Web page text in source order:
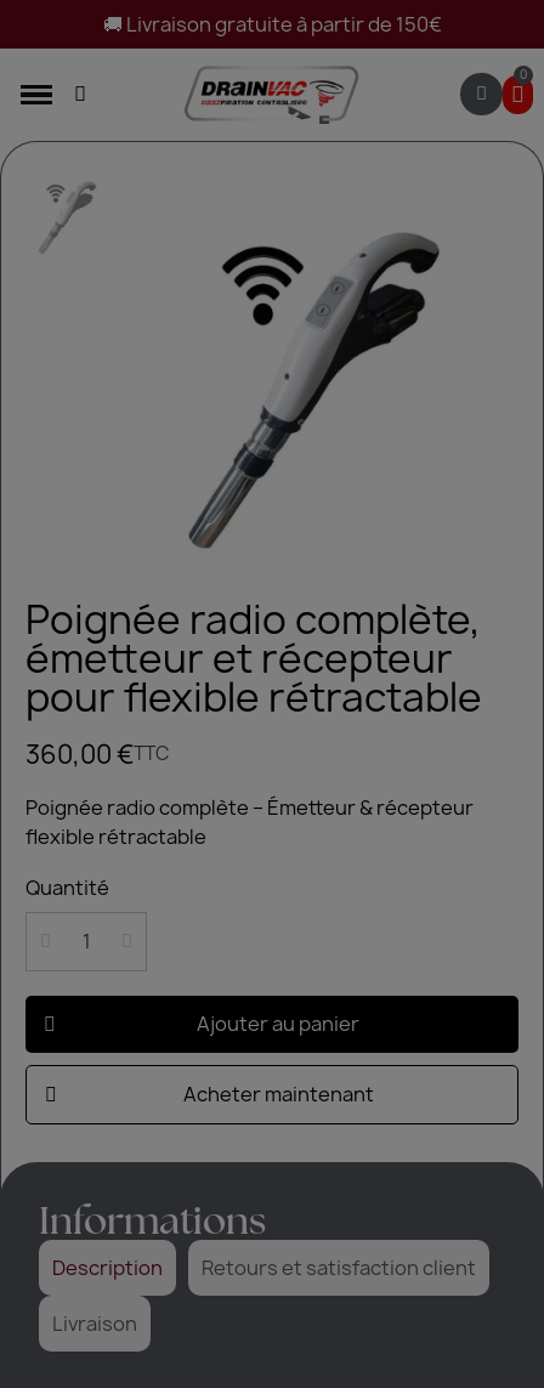
🚚 Livraison gratuite à partir de 150€
Poignée radio complète,
émetteur et récepteur
pour flexible rétractable
360,00 €TTC
Poignée radio complète – Émetteur & récepteur
flexible rétractable
Quantité
Ajouter au panier
Acheter maintenant
Informations
Description Retours et satisfaction client
Livraison